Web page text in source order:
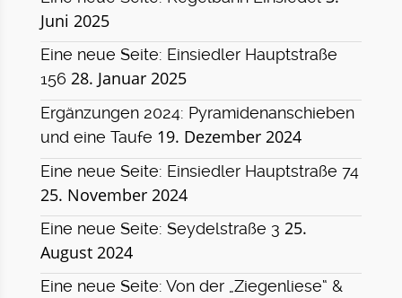
Juni 2025
Eine neue Seite: Einsiedler Hauptstraße
156 28. Januar 2025
Ergänzungen 2024: Pyramidenanschieben
und eine Taufe 19. Dezember 2024
Eine neue Seite: Einsiedler Hauptstraße 74
25. November 2024
Eine neue Seite: Seydelstraße 3 25.
August 2024
Eine neue Seite: Von der „Ziegenliese“ &